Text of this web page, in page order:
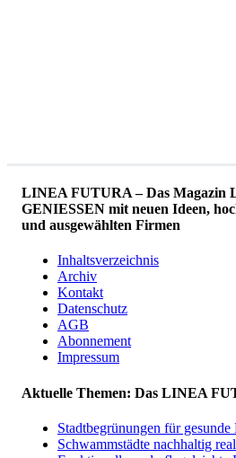
LINEA FUTURA – Das Magazin
GENIESSEN mit neuen Ideen,
und ausgewählten Firmen
Inhaltsverzeichnis
Archiv
Kontakt
Datenschutz
AGB
Abonnement
Impressum
Aktuelle Themen: Das LINEA
Stadtbegrünungen für
Schwammstädte nachhaltig